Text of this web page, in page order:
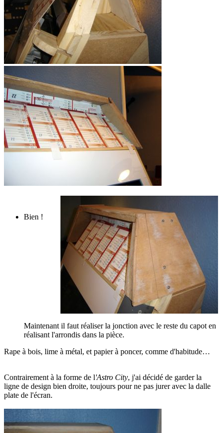
Bien !
Maintenant il faut réaliser la jonction avec le reste du capot en
réalisant l'arrondis dans la pièce.
Rape à bois, lime à métal, et papier à poncer, comme d'habitude…
Contrairement à la forme de l'Astro City, j'ai décidé de garder la
ligne de design bien droite, toujours pour ne pas jurer avec la dalle
plate de l'écran.